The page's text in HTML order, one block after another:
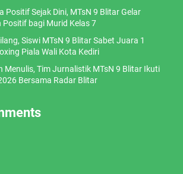
Positif Sejak Dini, MTsN 9 Blitar Gelar
Positif bagi Murid Kelas 7
Siswi MTsN 9 Blitar Sabet Juara 1
Piala Wali Kota Kediri
Menulis, Tim Jurnalistik MTsN 9 Blitar Ikuti
Bersama Radar Blitar